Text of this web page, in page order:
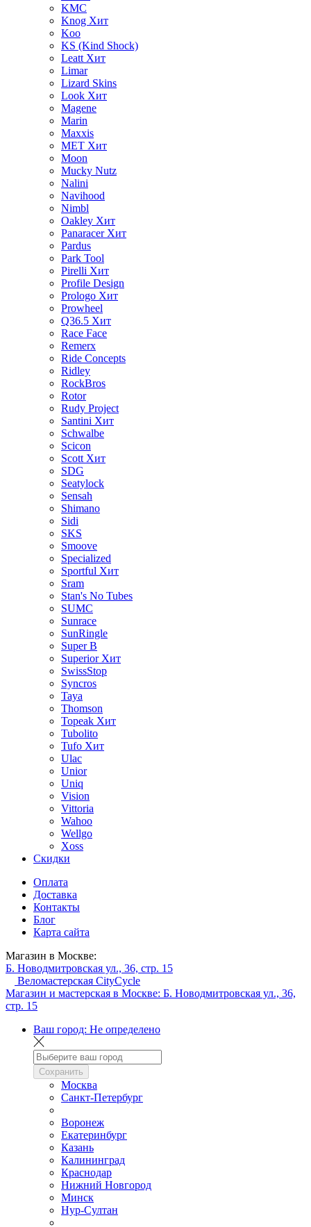
KMC
Knog Хит
Koo
KS (Kind Shock)
Leatt Хит
Limar
Lizard Skins
Look Хит
Magene
Marin
Maxxis
MET Хит
Moon
Mucky Nutz
Nalini
Navihood
Nimbl
Oakley Хит
Panaracer Хит
Pardus
Park Tool
Pirelli Хит
Profile Design
Prologo Хит
Prowheel
Q36.5 Хит
Race Face
Remerx
Ride Concepts
Ridley
RockBros
Rotor
Rudy Project
Santini Хит
Schwalbe
Scicon
Scott Хит
SDG
Seatylock
Sensah
Shimano
Sidi
SKS
Smoove
Specialized
Sportful Хит
Sram
Stan's No Tubes
SUMC
Sunrace
SunRingle
Super B
Superior Хит
SwissStop
Syncros
Taya
Thomson
Topeak Хит
Tubolito
Tufo Хит
Ulac
Unior
Uniq
Vision
Vittoria
Wahoo
Wellgo
Xoss
Скидки
Оплата
Доставка
Контакты
Блог
Карта сайта
Магазин в Москве:
Б. Новодмитровская ул., 36, стр. 15
Веломастерская CityCycle
Магазин и мастерская в Москве: Б. Новодмитровская ул., 36,
стр. 15
Ваш город: Не определено
Сохранить
Москва
Санкт-Петербург
Воронеж
Екатеринбург
Казань
Калининград
Краснодар
Нижний Новгород
Минск
Нур-Султан